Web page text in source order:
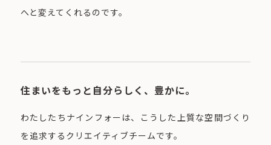
へと変えてくれるのです。
住まいをもっと自分らしく、豊かに。
わたしたちナインフォーは、こうした上質な空間づくり
を追求するクリエイティブチームです。